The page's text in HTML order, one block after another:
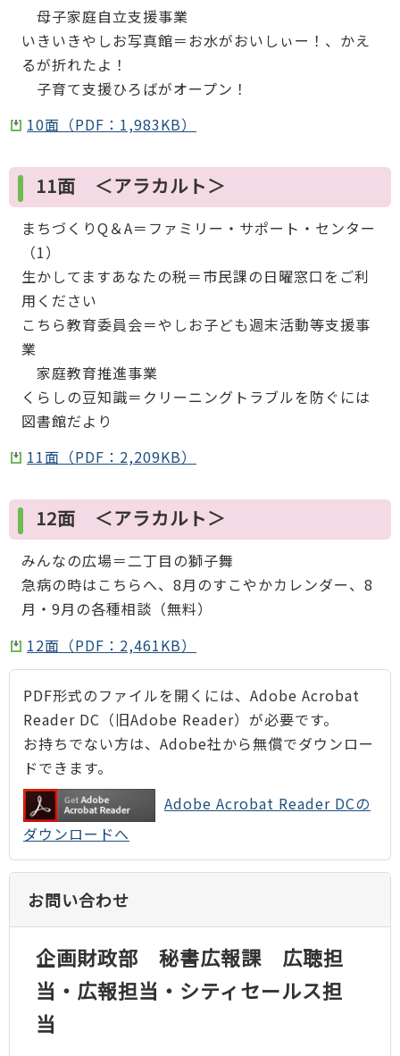
母子家庭自立支援事業
いきいきやしお写真館＝お水がおいしぃー！、かえ
るが折れたよ！
子育て支援ひろばがオープン！
10面（PDF：1,983KB）
11面 ＜アラカルト＞
まちづくりQ＆A＝ファミリー・サポート・センター
（1）
生かしてますあなたの税＝市民課の日曜窓口をご利
用ください
こちら教育委員会＝やしお子ども週末活動等支援事
業
家庭教育推進事業
くらしの豆知識＝クリーニングトラブルを防ぐには
図書館だより
11面（PDF：2,209KB）
12面 ＜アラカルト＞
みんなの広場＝二丁目の獅子舞
急病の時はこちらへ、8月のすこやかカレンダー、8
月・9月の各種相談（無料）
12面（PDF：2,461KB）
PDF形式のファイルを開くには、Adobe Acrobat
Reader DC（旧Adobe Reader）が必要です。
お持ちでない方は、Adobe社から無償でダウンロー
ドできます。
Adobe Acrobat Reader DCの
ダウンロードへ
お問い合わせ
企画財政部 秘書広報課 広聴担
当・広報担当・シティセールス担
当